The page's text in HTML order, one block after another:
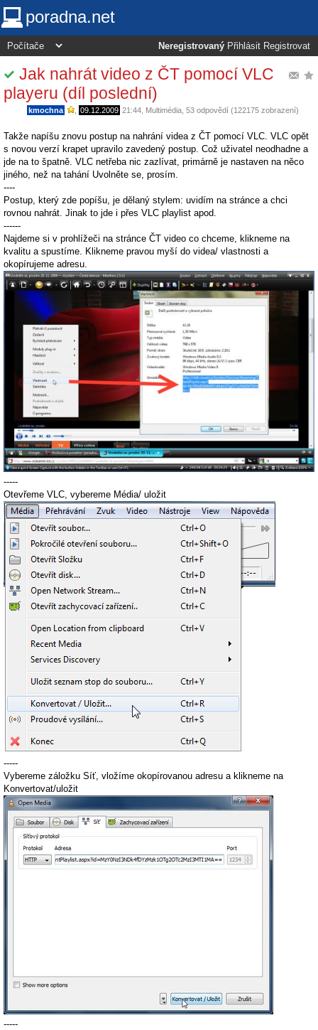
poradna.net
Neregistrovaný Přihlásit Registrovat
Jak nahrát video z ČT pomocí VLC
playeru (díl poslední)
kmochna 09.12.2009 21:44 Multimédia , 53 odpovědí (122175 zobrazení)
Takže napíšu znovu postup na nahrání videa z ČT pomocí VLC. VLC opět
s novou verzí krapet upravilo zavedený postup. Což uživatel neodhadne a
jde na to špatně. VLC netřeba nic zazlívat, primárně je nastaven na něco
jiného, než na tahání Uvolněte se, prosím.
----
Postup, který zde popíšu, je dělaný stylem: uvidím na stránce a chci
rovnou nahrát. Jinak to jde i přes VLC playlist apod.
------
Najdeme si v prohlížeči na stránce ČT video co chceme, klikneme na
kvalitu a spustíme. Klikneme pravou myší do videa/ vlastnosti a
okopírujeme adresu.
-----
Otevřeme VLC, vybereme Média/ uložit
-----
Vybereme záložku Síť, vložíme okopírovanou adresu a klikneme na
Konvertovat/uložit
-----